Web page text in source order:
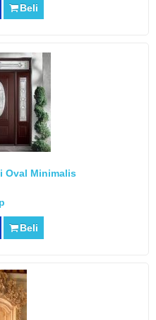
Beli
Oval Minimalis
Beli